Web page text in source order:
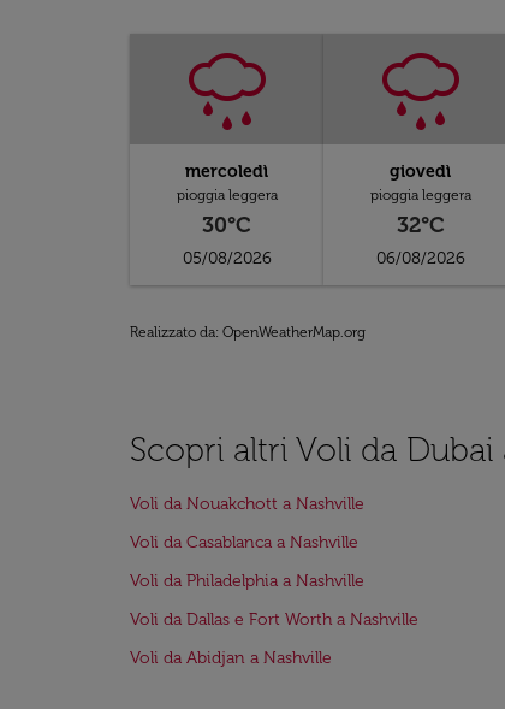
mercoledì
pioggia leggera
30°C
05/08/2026
giovedì
pioggia leggera
32°C
06/08/2026
Realizzato da: OpenWeatherMap.org
Scopri altri Voli da Dubai
Voli da Nouakchott a Nashville
Voli da Casablanca a Nashville
Voli da Philadelphia a Nashville
Voli da Dallas e Fort Worth a Nashville
Voli da Abidjan a Nashville